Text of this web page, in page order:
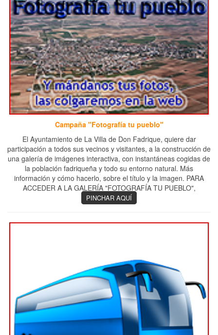
Campaña "Fotografía tu pueblo"
El Ayuntamiento de La Villa de Don Fadrique, quiere dar
participación a todos sus vecinos y visitantes, a la construcción de
una galería de imágenes interactiva, con instantáneas cogidas de
la población fadriqueña y todo su entorno natural. Más
información y cómo hacerlo, sobre el título y la imagen. PARA
ACCEDER A LA GALERÍA "FOTOGRAFÍA TU PUEBLO",
PINCHAR AQUÍ